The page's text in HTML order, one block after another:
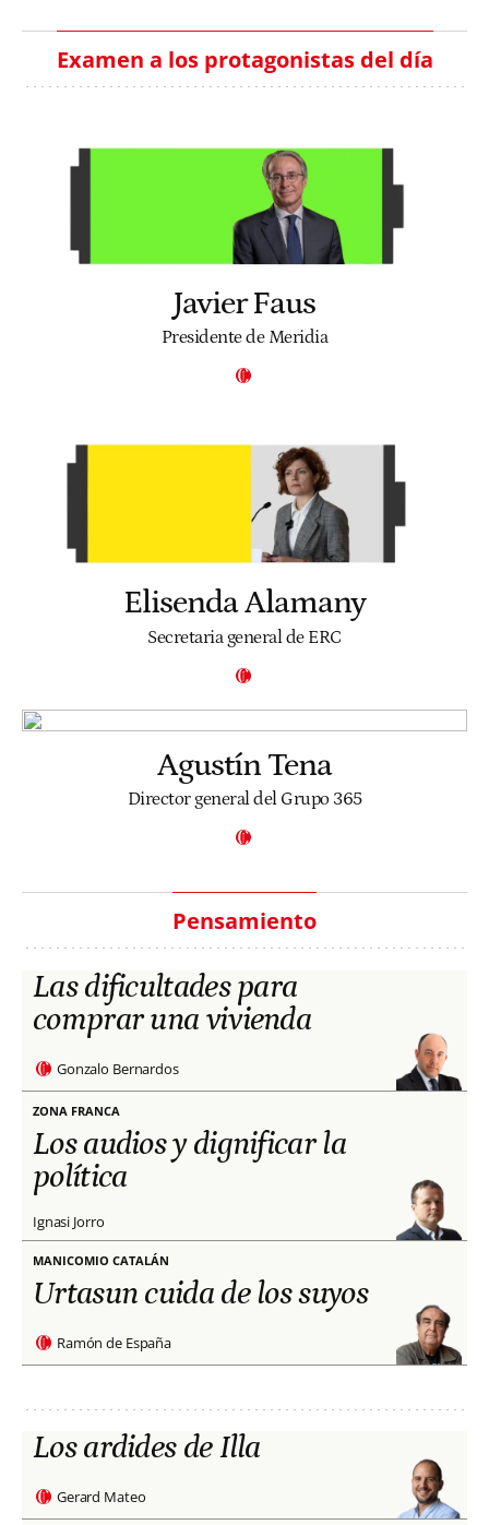
Examen a los protagonistas del día
Javier Faus
Presidente de Meridia
Elisenda Alamany
Secretaria general de ERC
Agustín Tena
Director general del Grupo 365
Pensamiento
Las dificultades para
comprar una vivienda
Gonzalo Bernardos
ZONA FRANCA
Los audios y dignificar la
política
Ignasi Jorro
MANICOMIO CATALÁN
Urtasun cuida de los suyos
Ramón de España
Los ardides de Illa
Gerard Mateo